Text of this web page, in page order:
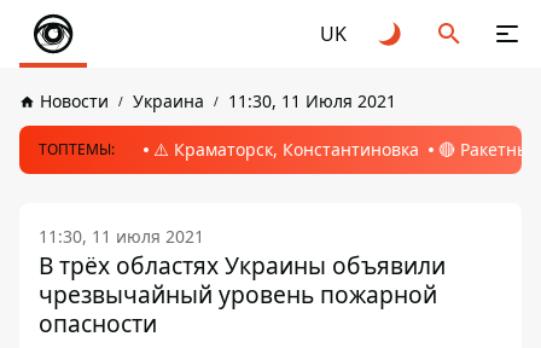
UK
Новости Украина 11:30, 11 Июля 2021
ТОПТЕМЫ: ⚠️ Краматорск, Константиновка 🔴
11:30, 11 июля 2021
В трёх областях Украины объявили
чрезвычайный уровень пожарной
опасности